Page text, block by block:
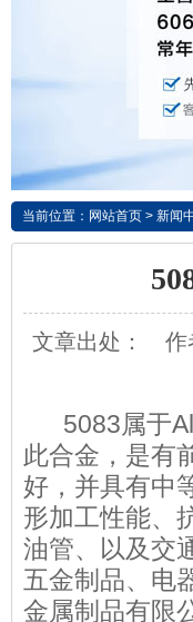
当前位置： 网站首页 > 新闻
文章出处：
作
5083属于Al-
此合金，是有
好，并具有中
形加工性能、
油管、以及交
五金制品、电
金属制品有限